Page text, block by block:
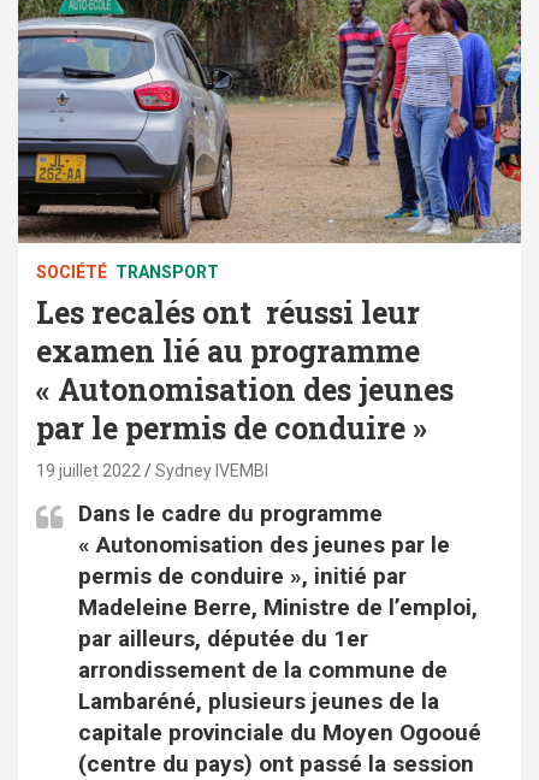
SOCIÉTÉ TRANSPORT
Les recalés ont réussi leur
examen lié au programme
« Autonomisation des jeunes
par le permis de conduire »
19 juillet 2022 Sydney IVEMBI
Dans le cadre du programme
« Autonomisation des jeunes par le
permis de conduire », initié par
Madeleine Berre, Ministre de l’emploi,
par ailleurs, députée du 1er
arrondissement de la commune de
Lambaréné, plusieurs jeunes de la
capitale provinciale du Moyen Ogooué
(centre du pays) ont passé la session